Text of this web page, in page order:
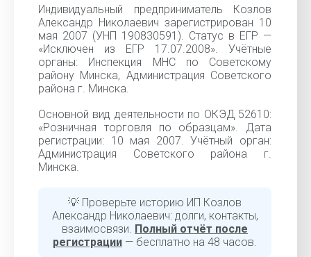
Индивидуальный предприниматель Козлов
Александр Николаевич зарегистрирован 10
мая 2007 (УНП 190830591). Статус в ЕГР —
«Исключен из ЕГР 17.07.2008». Учётные
органы: Инспекция МНС по Советскому
району Минска, Администрация Советского
района г. Минска.
Основной вид деятельности по ОКЭД 52610:
«Розничная торговля по образцам». Дата
регистрации: 10 мая 2007. Учётный орган:
Администрация Советского района г.
Минска.
💡 Проверьте историю ИП Козлов
Александр Николаевич: долги, контакты,
взаимосвязи. Полный отчёт после
регистрации — бесплатно на 48 часов.